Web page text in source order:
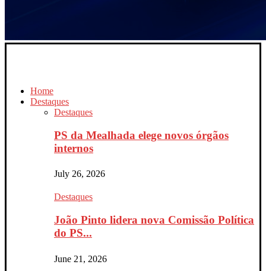
Home
Destaques
Destaques
PS da Mealhada elege novos órgãos
internos
July 26, 2026
Destaques
João Pinto lidera nova Comissão Política
do PS...
June 21, 2026